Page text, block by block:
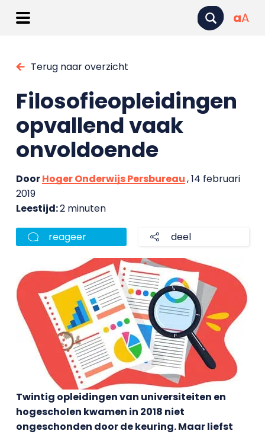
aA
Terug naar overzicht
Filosofieopleidingen
opvallend vaak
onvoldoende
DoorHoger Onderwijs Persbureau, 14 februari
2019
Leestijd:2 minuten
reageer deel
Twintig opleidingen van universiteiten en
hogescholen kwamen in 2018 niet
ongeschonden door de keuring. Maar liefst